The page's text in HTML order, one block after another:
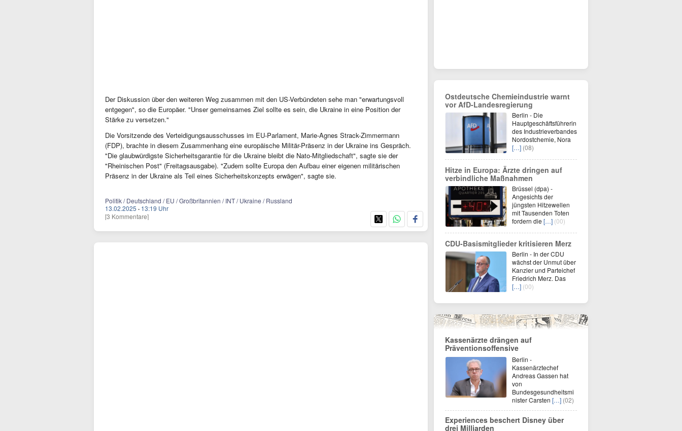
Der Diskussion über den weiteren Weg zusammen mit den US-Verbündeten sehe man "erwartungsvoll
entgegen", so die Europäer. "Unser gemeinsames Ziel sollte es sein, die Ukraine in eine Position der
Stärke zu versetzen."
Die Vorsitzende des Verteidigungsausschusses im EU-Parlament, Marie-Agnes Strack-Zimmermann
(FDP), brachte in diesem Zusammenhang eine europäische Militär-Präsenz in der Ukraine ins Gespräch.
"Die glaubwürdigste Sicherheitsgarantie für die Ukraine bleibt die Nato-Mitgliedschaft", sagte sie der
"Rheinischen Post" (Freitagsausgabe). "Zudem sollte Europa den Aufbau einer eigenen militärischen
Präsenz in der Ukraine als Teil eines Sicherheitskonzepts erwägen", sagte sie.
Politik / Deutschland / EU / Großbritannien / INT / Ukraine / Russland
13.02.2025 · 13:19 Uhr
[3 Kommentare]
Ostdeutsche Chemieindustrie warnt
vor AfD-Landesregierung
Berlin - Die
Hauptgeschäftsführerin
des Industrieverbandes
Nordostchemie, Nora
[…] (08)
Hitze in Europa: Ärzte dringen auf
verbindliche Maßnahmen
Brüssel (dpa) -
Angesichts der
jüngsten Hitzewellen
mit Tausenden Toten
fordern die […] (00)
CDU-Basismitglieder kritisieren Merz
Berlin - In der CDU
wächst der Unmut über
Kanzler und Parteichef
Friedrich Merz. Das
[…] (00)
Kassenärzte drängen auf
Präventionsoffensive
Berlin -
Kassenärztechef
Andreas Gassen hat
von
Bundesgesundheitsmi
nister Carsten […] (02)
Experiences beschert Disney über
drei Milliarden